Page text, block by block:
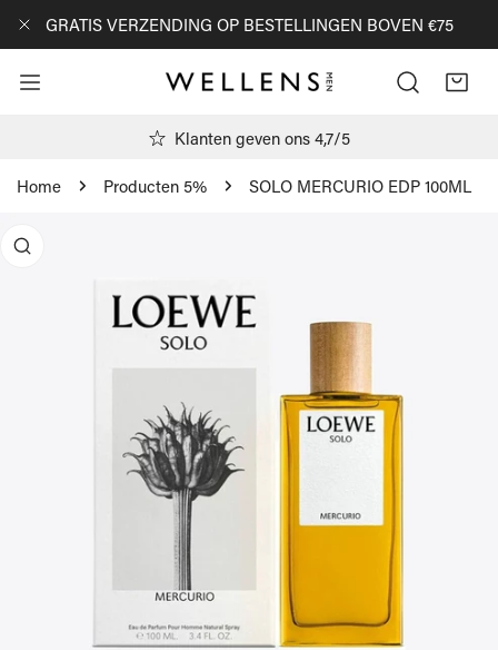
NAAR ARTIKEL
GRATIS VERZENDING OP BESTELLINGEN BOVEN €75
Klanten geven ons 4,7/5
Home Producten 5% SOLO MERCURIO EDP 100ML